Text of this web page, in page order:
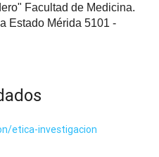
Facultad de Medicina.
Estado Mérida 5101 -
etica-investigacion